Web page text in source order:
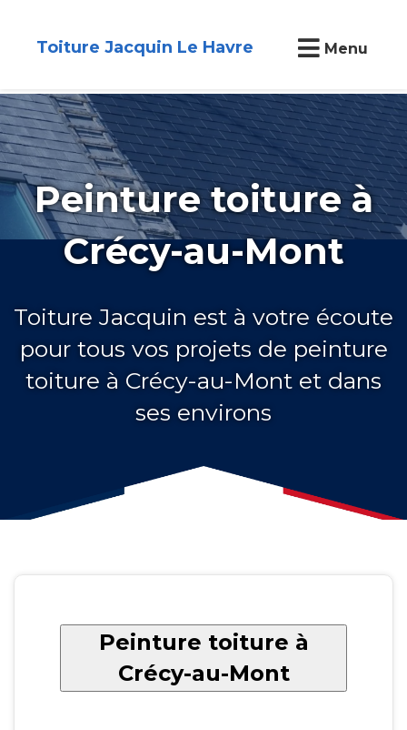
Toiture Jacquin Le Havre Menu
Peinture toiture à
Crécy-au-Mont
Toiture Jacquin est à votre écoute
pour tous vos projets de peinture
toiture à Crécy-au-Mont et dans
ses environs
Peinture toiture à
Crécy-au-Mont